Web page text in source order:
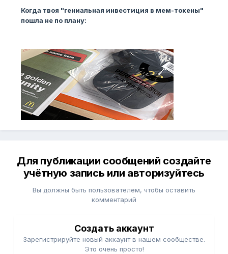
Когда твоя "гениальная инвестиция в мем-токены"
пошла не по плану:
Для публикации сообщений создайте
учётную запись или авторизуйтесь
Вы должны быть пользователем, чтобы оставить
комментарий
Создать аккаунт
Зарегистрируйте новый аккаунт в нашем сообществе.
Это очень просто!